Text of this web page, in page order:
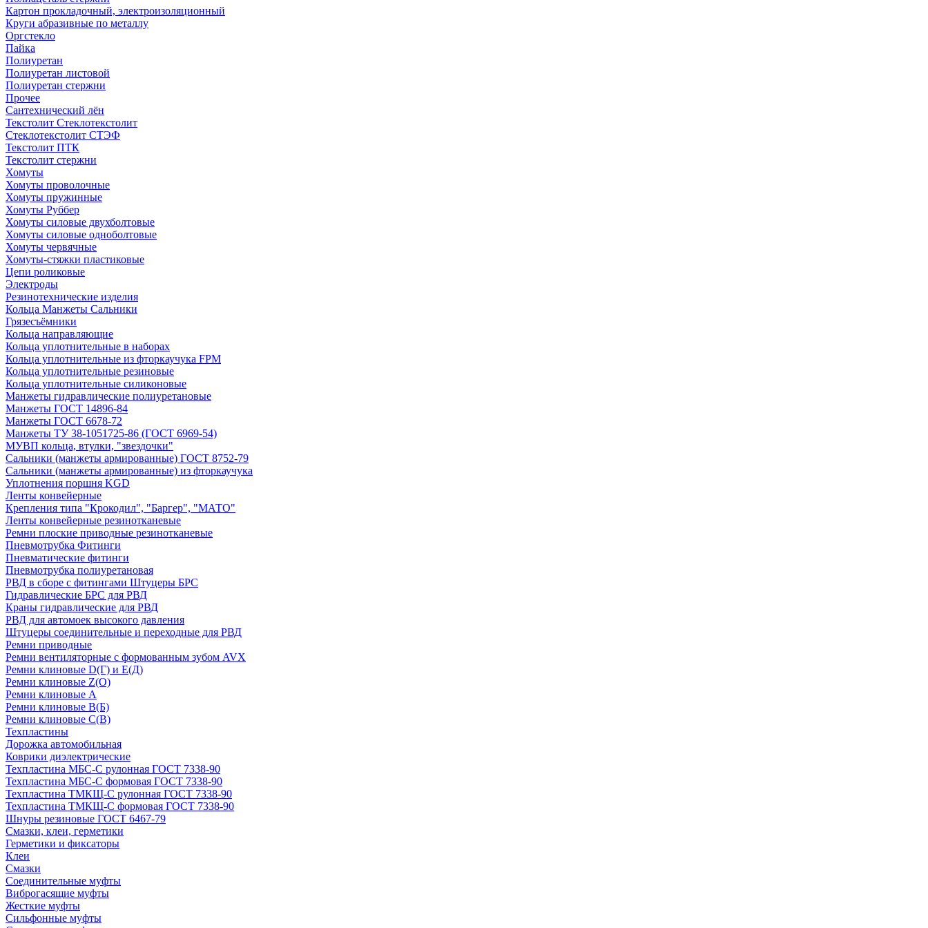
Картон прокладочный, электроизоляционный
Круги абразивные по металлу
Оргстекло
Пайка
Полиуретан
Полиуретан листовой
Полиуретан стержни
Прочее
Сантехнический лён
Текстолит Стеклотекстолит
Стеклотекстолит СТЭФ
Текстолит ПТК
Текстолит стержни
Хомуты
Хомуты проволочные
Хомуты пружинные
Хомуты Руббер
Хомуты силовые двухболтовые
Хомуты силовые одноболтовые
Хомуты червячные
Хомуты-стяжки пластиковые
Цепи роликовые
Электроды
Резинотехнические изделия
Кольца Манжеты Сальники
Грязесъёмники
Кольца направляющие
Кольца уплотнительные в наборах
Кольца уплотнительные из фторкаучука FPM
Кольца уплотнительные резиновые
Кольца уплотнительные силиконовые
Манжеты гидравлические полиуретановые
Манжеты ГОСТ 14896-84
Манжеты ГОСТ 6678-72
Манжеты ТУ 38-1051725-86 (ГОСТ 6969-54)
МУВП кольца, втулки, "звездочки"
Сальники (манжеты армированные) ГОСТ 8752-79
Сальники (манжеты армированные) из фторкаучука
Уплотнения поршня KGD
Ленты конвейерные
Крепления типа "Крокодил", "Баргер", "МАТО"
Ленты конвейерные резинотканевые
Ремни плоские приводные резинотканевые
Пневмотрубка Фитинги
Пневматические фитинги
Пневмотрубка полиуретановая
РВД в сборе с фитингами Штуцеры БРС
Гидравлические БРС для РВД
Краны гидравлические для РВД
РВД для автомоек высокого давления
Штуцеры соединительные и переходные для РВД
Ремни приводные
Ремни вентиляторные с формованным зубом AVX
Ремни клиновые D(Г) и Е(Д)
Ремни клиновые Z(О)
Ремни клиновые А
Ремни клиновые В(Б)
Ремни клиновые С(В)
Техпластины
Дорожка автомобильная
Коврики диэлектрические
Техпластина МБС-С рулонная ГОСТ 7338-90
Техпластина МБС-С формовая ГОСТ 7338-90
Техпластина ТМКЩ-С рулонная ГОСТ 7338-90
Техпластина ТМКЩ-С формовая ГОСТ 7338-90
Шнуры резиновые ГОСТ 6467-79
Смазки, клеи, герметики
Герметики и фиксаторы
Клеи
Смазки
Соединительные муфты
Виброгасящие муфты
Жесткие муфты
Сильфонные муфты